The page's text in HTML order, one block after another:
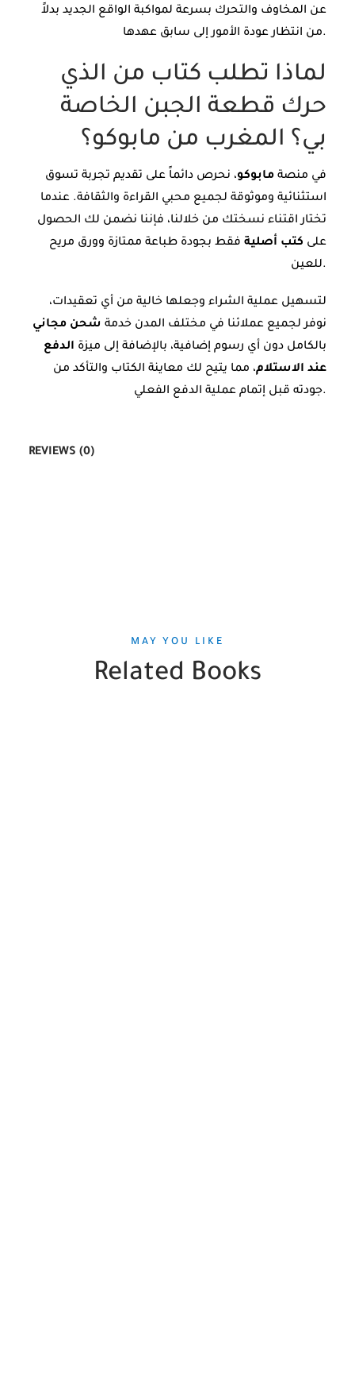
عن المخاوف والتحرك بسرعة لمواكبة الواقع الجديد بدلاً
من انتظار عودة الأمور إلى سابق عهدها.
لماذا تطلب كتاب من الذي
حرك قطعة الجبن الخاصة
بي؟ المغرب من مابوكو؟
في منصة مابوكو، نحرص دائماً على تقديم تجربة تسوق
استثنائية وموثوقة لجميع محبي القراءة والثقافة. عندما
تختار اقتناء نسختك من خلالنا، فإننا نضمن لك الحصول
على كتب أصلية فقط بجودة طباعة ممتازة وورق مريح
للعين.
لتسهيل عملية الشراء وجعلها خالية من أي تعقيدات،
نوفر لجميع عملائنا في مختلف المدن خدمة شحن مجاني
بالكامل دون أي رسوم إضافية، بالإضافة إلى ميزة الدفع
عند الاستلام، مما يتيح لك معاينة الكتاب والتأكد من
جودته قبل إتمام عملية الدفع الفعلي.
REVIEWS (0)
MAY YOU LIKE
Related Books